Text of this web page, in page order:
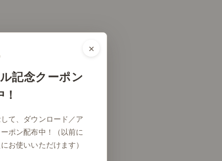
×
記念クーポン
て、ダウンロード／ア
ポン配布中！（以前に
お使いいただけます）